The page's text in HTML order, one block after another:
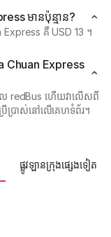
មានប៉ុន្មាន?
Express គឺ USD 13 ។
Chuan Express
ល redBus ហើយវាលើសពី
ើប្រាស់នៅលើគេហទំព័រ។
ផ្លូវឡានក្រុងផ្សេងទៀត